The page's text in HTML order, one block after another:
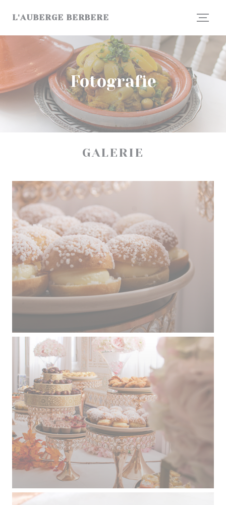
L'AUBERGE BERBERE
Fotografie
GALERIE